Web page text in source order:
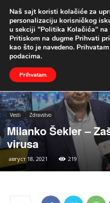
Naslovna Vesti Zdravstvo
Vesti Zdravstvo
Milanko Šekler –
virusa
август 18, 2021 219
Naš sajt koristi kolačiće za
personalizaciju korisničkog
u sekciji "Politika Kolačića" na
Pritiskom na dugme Prihvati
kao što je navedeno.
podacima.
Prihvatam